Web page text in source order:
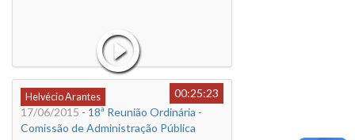
Helvécio Arantes
00:25:23
17/06/2015 - 18ª Reunião Ordinária -
Comissão de Administração Pública